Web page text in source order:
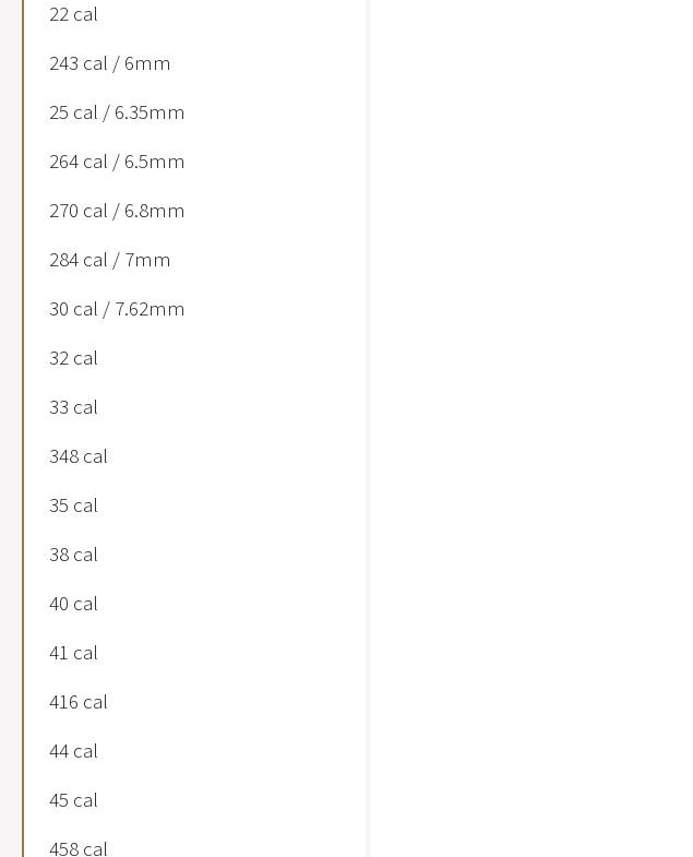
22 cal
243 cal / 6mm
25 cal / 6.35mm
264 cal / 6.5mm
270 cal / 6.8mm
284 cal / 7mm
30 cal / 7.62mm
32 cal
33 cal
348 cal
35 cal
38 cal
40 cal
41 cal
416 cal
44 cal
45 cal
458 cal